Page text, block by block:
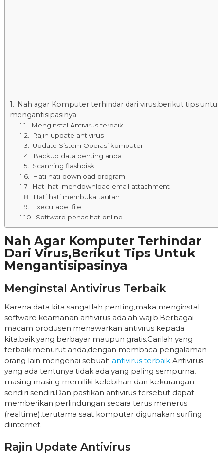
Nah agar Komputer terhindar dari virus,berikut tips
mengantisipasinya
Menginstal Antivirus terbaik
Rajin update antivirus
Update Sistem Operasi komputer
Backup data penting anda
Scanning flashdisk
Hati hati download program
Hati hati mendownload email attachment
Hati hati membuka tautan
Executabel file
Software penasihat online
Nah Agar Komputer Terhindar
Dari Virus,berikut Tips Untuk
Mengantisipasinya
Menginstal Antivirus Terbaik
Karena data kita sangatlah penting,maka menginstal
software keamanan antivirus adalah wajib.Berbagai
macam produsen menawarkan antivirus kepada
kita,baik yang berbayar maupun gratis.Carilah yang
terbaik menurut anda,dengan membaca pengalaman
orang lain mengenai sebuah antivirus terbaik.Antivirus
yang ada tentunya tidak ada yang paling sempurna,
masing masing memiliki kelebihan dan kekurangan
sendiri sendiri.Dan pastikan antivirus tersebut dapat
memberikan perlindungan secara terus menerus
(realtime),terutama saat komputer digunakan surfing
diinternet.
Rajin Update Antivirus